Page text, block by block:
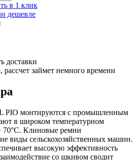
в 1 клик
дешевле
доставки
займет немного времени
PIO монтируются с промышленным
в широком температурном
70°С. Клиновые ремни
виды сельскохозяйственных машин.
высокую эффективность
со шкивом сводит